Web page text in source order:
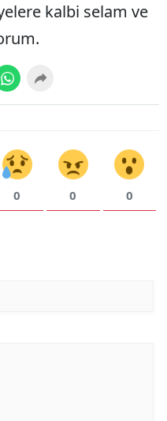
kalbi selam ve
0 0 0